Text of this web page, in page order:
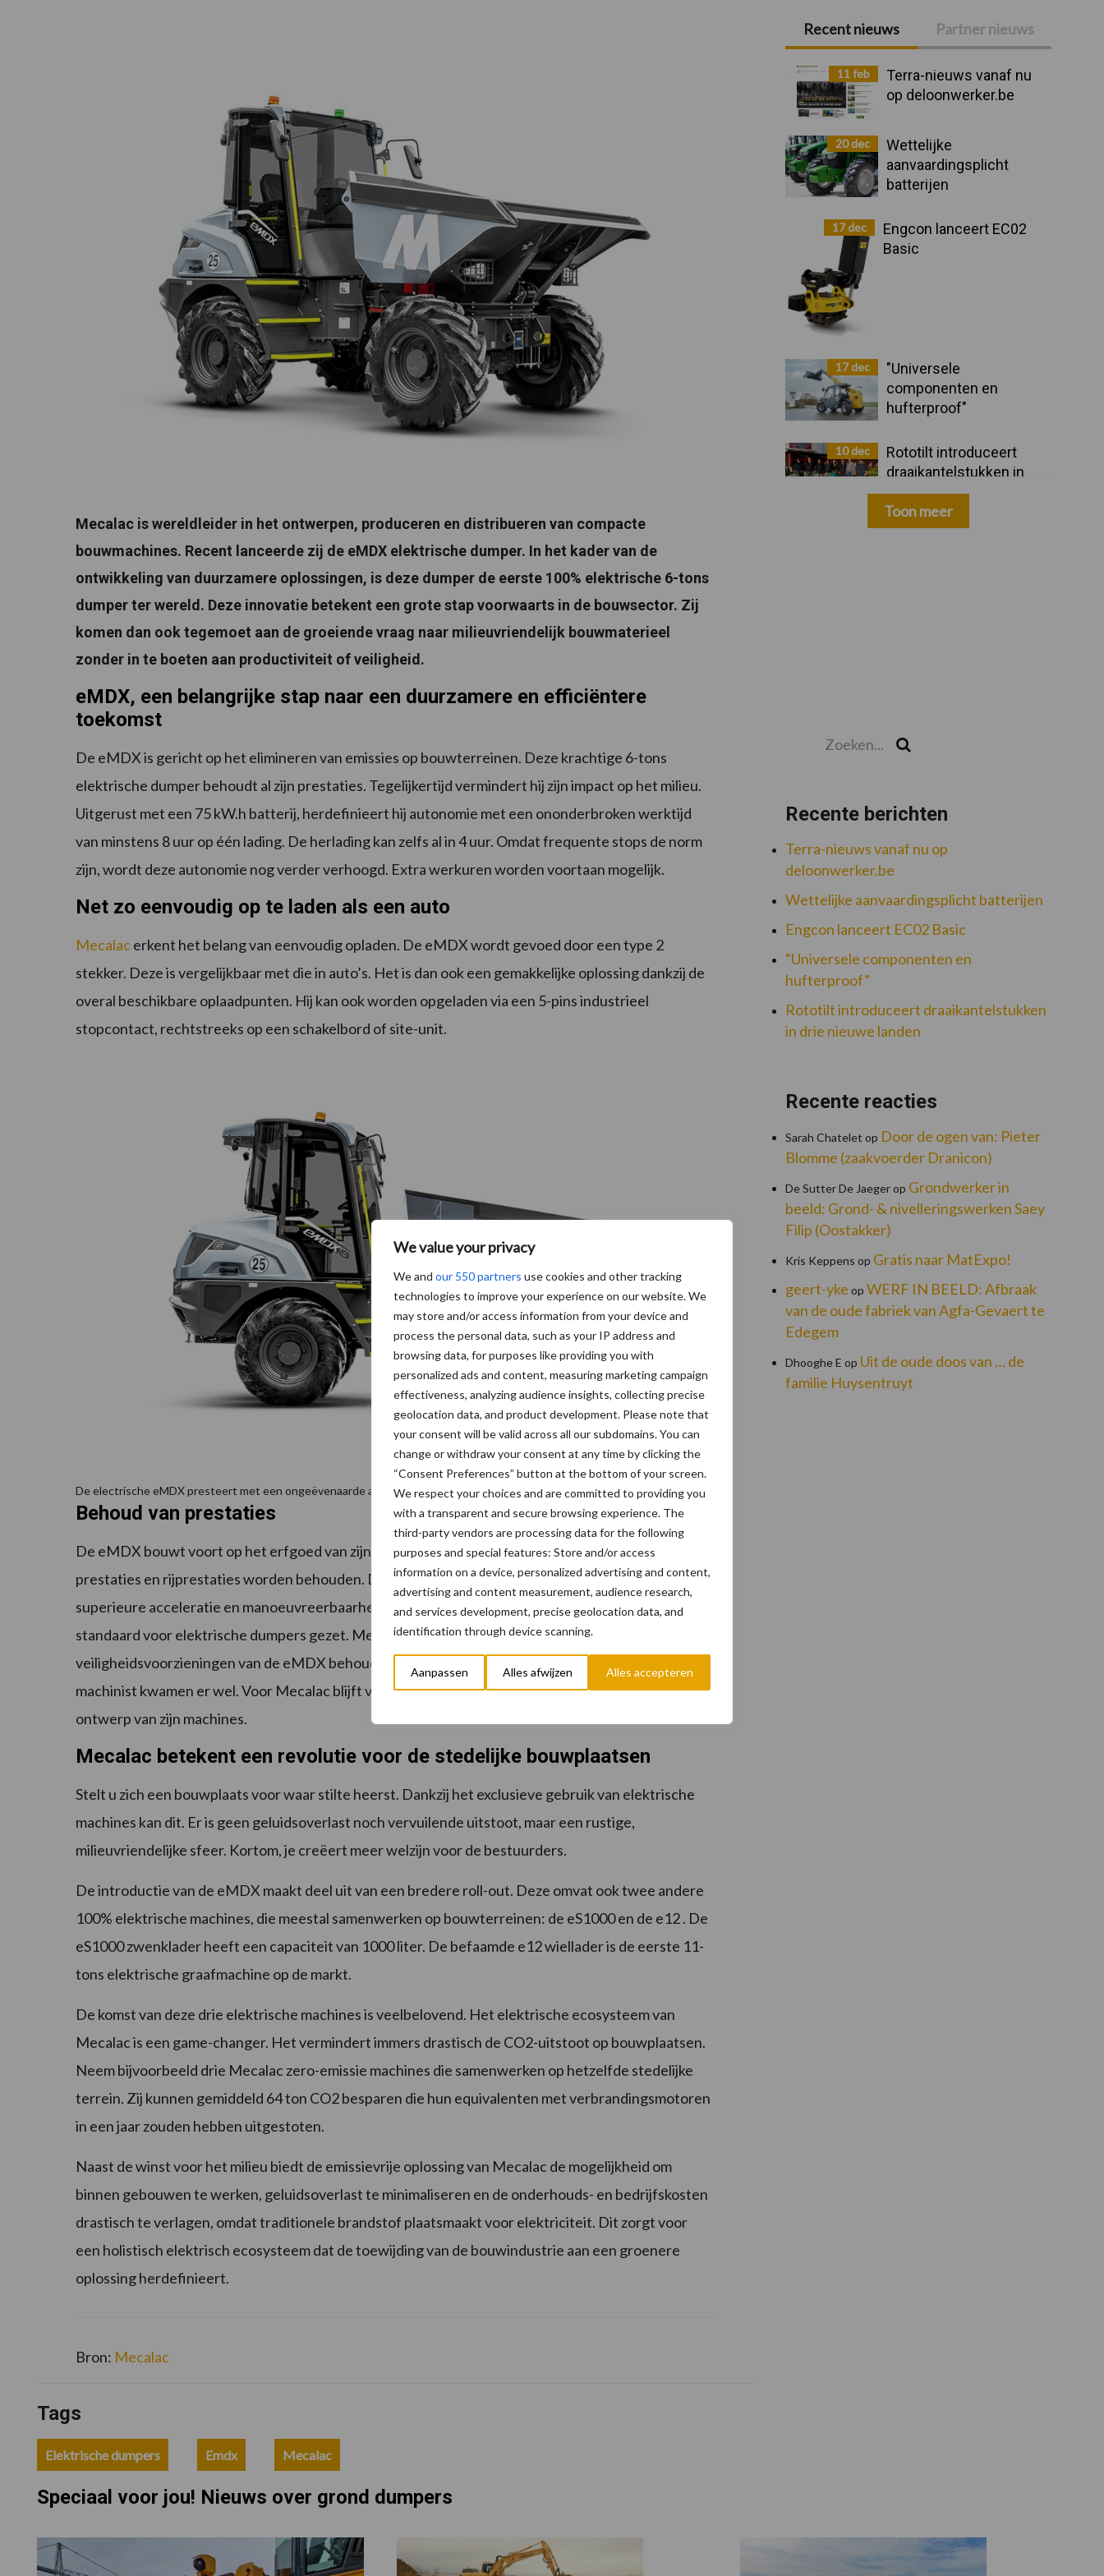
We value your privacy
We and our 550 partners use cookies and other tracking
technologies to improve your experience on our website. We
may store and/or access information from your device and
process the personal data, such as your IP address and
browsing data, for purposes like providing you with
personalized ads and content, measuring marketing campaign
effectiveness, analyzing audience insights, collecting precise
geolocation data, and product development. Please note that
your consent will be valid across all our subdomains. You can
change or withdraw your consent at any time by clicking the
“Consent Preferences” button at the bottom of your screen.
We respect your choices and are committed to providing you
with a transparent and secure browsing experience. The
third-party vendors are processing data for the following
purposes and special features: Store and/or access
information on a device, personalized advertising and content,
advertising and content measurement, audience research,
and services development, precise geolocation data, and
identification through device scanning.
Aanpassen Alles afwijzen Alles accepteren
Mecalac is wereldleider in het ontwerpen, produceren en distribueren van compacte
bouwmachines. Recent lanceerde zij de eMDX elektrische dumper. In het kader van de
ontwikkeling van duurzamere oplossingen, is deze dumper de eerste 100% elektrische 6-tons
dumper ter wereld. Deze innovatie betekent een grote stap voorwaarts in de bouwsector. Zij
komen dan ook tegemoet aan de groeiende vraag naar milieuvriendelijk bouwmaterieel
zonder in te boeten aan productiviteit of veiligheid.
eMDX, een belangrijke stap naar een duurzamere en efficiëntere
toekomst
De eMDX is gericht op het elimineren van emissies op bouwterreinen. Deze krachtige 6-tons
elektrische dumper behoudt al zijn prestaties. Tegelijkertijd vermindert hij zijn impact op het milieu.
Uitgerust met een 75 kW.h batterij, herdefinieert hij autonomie met een ononderbroken werktijd
van minstens 8 uur op één lading. De herlading kan zelfs al in 4 uur. Omdat frequente stops de norm
zijn, wordt deze autonomie nog verder verhoogd. Extra werkuren worden voortaan mogelijk.
Net zo eenvoudig op te laden als een auto
Mecalacerkent het belang van eenvoudig opladen. De eMDX wordt gevoed door een type 2
stekker. Deze is vergelijkbaar met die in auto’s. Het is dan ook een gemakkelijke oplossing dankzij de
overal beschikbare oplaadpunten. Hij kan ook worden opgeladen via een 5-pins industrieel
stopcontact, rechtstreeks op een schakelbord of site-unit.
De electrische eMDX presteert met een ongeëvenaarde autonomie
Behoud van prestaties
De eMDX bouwt voort op het erfgoed van zijn dieseltegenhanger, de 6MDX. Hydraulische
prestaties en rijprestaties worden behouden. De verwachtingen worden echter overtroffen door
superieure acceleratie en manoeuvreerbaarheid op hellend terrein. Hiermee wordt een nieuwe
standaard voor elektrische dumpers gezet. Mecalac heeft zorgvuldig de compacte afmetingen en
veiligheidsvoorzieningen van de eMDX behouden. Extra verbeteringen voor de bescherming van de
machinist kwamen er wel. Voor Mecalac blijft veiligheid dan ook een absolute prioriteit bij het
ontwerp van zijn machines.
Mecalac betekent een revolutie voor de stedelijke bouwplaatsen
Stelt u zich een bouwplaats voor waar stilte heerst. Dankzij het exclusieve gebruik van elektrische
machines kan dit. Er is geen geluidsoverlast noch vervuilende uitstoot, maar een rustige,
milieuvriendelijke sfeer. Kortom, je creëert meer welzijn voor de bestuurders.
De introductie van de eMDX maakt deel uit van een bredere roll-out. Deze omvat ook twee andere
100% elektrische machines, die meestal samenwerken op bouwterreinen: de eS1000 en de e12 . De
eS1000 zwenklader heeft een capaciteit van 1000 liter. De befaamde e12 wiellader is de eerste 11-
tons elektrische graafmachine op de markt.
De komst van deze drie elektrische machines is veelbelovend. Het elektrische ecosysteem van
Mecalac is een game-changer. Het vermindert immers drastisch de CO2-uitstoot op bouwplaatsen.
Neem bijvoorbeeld drie Mecalac zero-emissie machines die samenwerken op hetzelfde stedelijke
terrein. Zij kunnen gemiddeld 64 ton CO2 besparen die hun equivalenten met verbrandingsmotoren
in een jaar zouden hebben uitgestoten.
Naast de winst voor het milieu biedt de emissievrije oplossing van Mecalac de mogelijkheid om
binnen gebouwen te werken, geluidsoverlast te minimaliseren en de onderhouds- en bedrijfskosten
drastisch te verlagen, omdat traditionele brandstof plaatsmaakt voor elektriciteit. Dit zorgt voor
een holistisch elektrisch ecosysteem dat de toewijding van de bouwindustrie aan een groenere
oplossing herdefinieert.
Bron: Mecalac
Tags
Elektrische dumpers Emdx Mecalac
Primaire
Sidebar
Recent nieuws Partner nieuws
11 feb
Terra-nieuws vanaf nu
op deloonwerker.be
20 dec
Wettelijke
aanvaardingsplicht
batterijen
17 dec
Engcon lanceert EC02
Basic
17 dec
"Universele
componenten en
hufterproof"
10 dec
Rototilt introduceert
draaikantelstukken in
drie nieuwe landen
Toon meer
Recente berichten
Terra-nieuws vanaf nu op
deloonwerker.be
Wettelijke aanvaardingsplicht batterijen
Engcon lanceert EC02 Basic
“Universele componenten en
hufterproof”
Rototilt introduceert draaikantelstukken
in drie nieuwe landen
Recente reacties
Sarah Chatelet op Door de ogen van: Pieter
Blomme (zaakvoerder Dranicon)
De Sutter De Jaegerop Grondwerker in
beeld: Grond- & nivelleringswerken Saey
Filip (Oostakker)
Kris Keppens op Gratis naar MatExpo!
geert-yke op WERF IN BEELD: Afbraak
van de oude fabriek van Agfa-Gevaert te
Edegem
Dhooghe E op Uit de oude doos van … de
familie Huysentruyt
Speciaal voor jou! Nieuws over grond dumpers